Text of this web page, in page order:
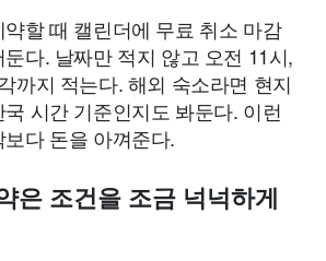
할 때 캘린더에 무료 취소 마감
다. 날짜만 적지 않고 오전 11시,
까지 적는다. 해외 숙소라면 현지
시간 기준인지도 봐둔다. 이런
다 돈을 아껴준다.
은 조건을 조금 넉넉하게